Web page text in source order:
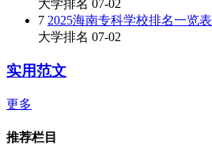
大学排名 07-02
7 2025海南专科学校排名一览表
大学排名 07-02
实用范文
更多
推荐栏目